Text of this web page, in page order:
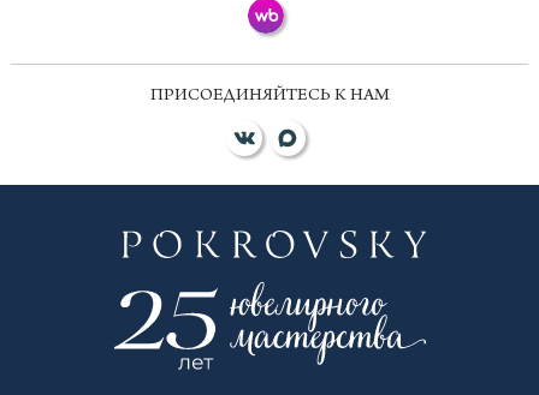
ПРИСОЕДИНЯЙТЕСЬ К НАМ